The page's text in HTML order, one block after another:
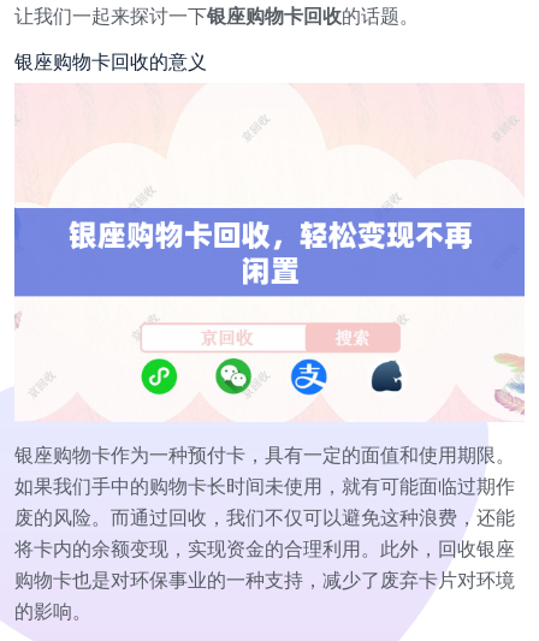
让我们一起来探讨一下银座购物卡回收的话题。
银座购物卡回收的意义
银座购物卡作为一种预付卡，具有一定的面值和使用期限。
如果我们手中的购物卡长时间未使用，就有可能面临过期作
废的风险。而通过回收，我们不仅可以避免这种浪费，还能
将卡内的余额变现，实现资金的合理利用。此外，回收银座
购物卡也是对环保事业的一种支持，减少了废弃卡片对环境
的影响。